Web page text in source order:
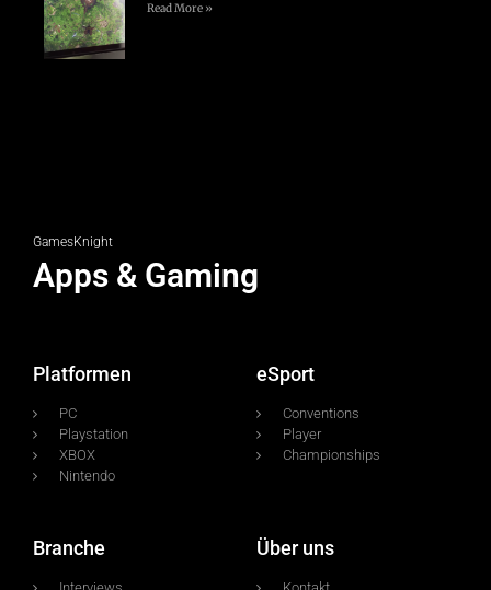
Read More »
GamesKnight
Apps & Gaming
Platformen
PC
Playstation
XBOX
Nintendo
eSport
Conventions
Player
Championships
Branche Über uns